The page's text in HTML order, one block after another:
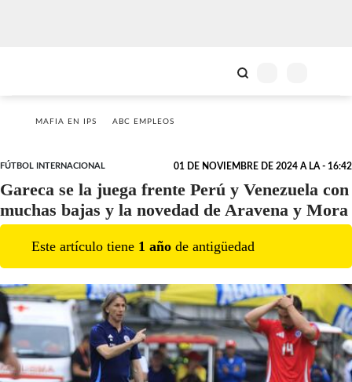
MAFIA EN IPS ABC EMPLEOS
FÚTBOL INTERNACIONAL 01 DE NOVIEMBRE DE 2024 A LA - 16:42
Gareca se la juega frente Perú y Venezuela con
muchas bajas y la novedad de Aravena y Mora
Este artículo tiene 1 año de antigüedad